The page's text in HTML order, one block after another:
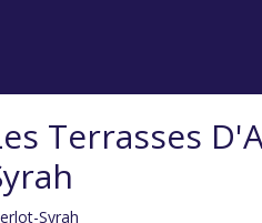
Terrasses
Syrah